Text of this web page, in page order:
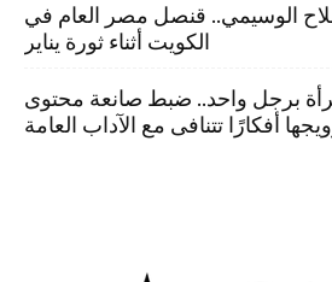
الوسيمي.. قنصل مصر العام في
الكويت أثناء ثورة يناير
برجل واحد.. ضبط صانعة محتوى
أفكارًا تتنافى مع الآداب العامة